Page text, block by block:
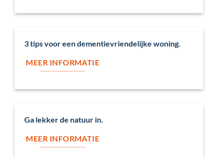
3 tips voor een dementievriendelijke woning.
MEER INFORMATIE
Ga lekker de natuur in.
MEER INFORMATIE